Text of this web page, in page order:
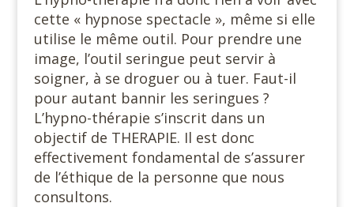
cette « hypnose spectacle », même si elle
utilise le même outil. Pour prendre une
image, l’outil seringue peut servir à
soigner, à se droguer ou à tuer. Faut-il
pour autant bannir les seringues ?
L’hypno-thérapie s’inscrit dans un
objectif de THERAPIE. Il est donc
effectivement fondamental de s’assurer
de l’éthique de la personne que nous
consultons.